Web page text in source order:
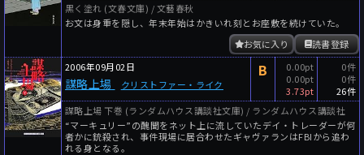
黒く塗れ (文春文庫) / 文藝春秋
お文は身重を隠し、年末年始はかきいれ刻とお座敷を続けていた。
読書登録
お気に入り
2006年09月02日
謀略上場 クリストファー・ライク
B
0.00pt
0.00pt
3.73pt
0件
0件
26件
謀略上場 下巻 (ランダムハウス講談社文庫) / ランダムハウス講談社
“マーキュリー”の醜聞をネット上に流していたデイ・トレーダーが何
者かに銃殺され、事件現場に居合わせたギャヴァランはFBIから追わ
れる身となる。